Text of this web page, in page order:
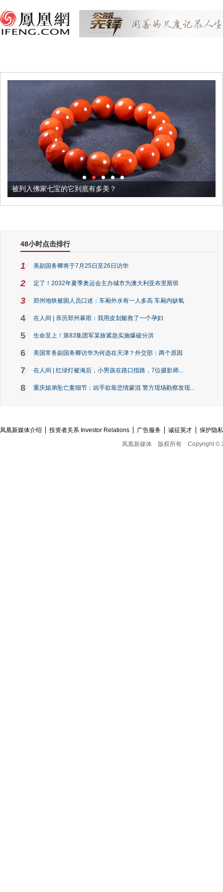
被列入佛家七宝的它到底有多美？
48小时点击排行
1 美副国务卿将于7月25日至26日访华
2 定了！2032年夏季奥运会主办城市为澳大利亚布里斯班
3 郑州地铁被困人员口述：车厢外水有一人多高 车厢内缺氧
4 在人间 | 亲历郑州暴雨：我用皮划艇救了一个孕妇
5 生命至上！第83集团军某旅紧急实施爆破分洪
6 美国常务副国务卿访华为何选在天津？外交部：两个原因
7 在人间 | 红绿灯被淹后，小男孩在路口指路，7位摄影师...
8 重庆姐弟坠亡案细节：凶手欲靠悲情蒙混 警方现场勘察发现...
凤凰新媒体介绍 投资者关系 Investor Relations 广告服务 诚征英才
保护隐
凤凰新媒体
版权所有 Copyright ©